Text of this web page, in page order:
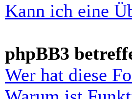
Kann ich eine
phpBB3
Wer hat diese